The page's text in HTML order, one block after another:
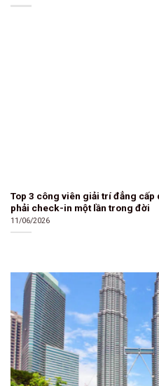
Top 3 công viên giải trí đẳng cấp
phải check-in một lần trong đời
11/06/2026